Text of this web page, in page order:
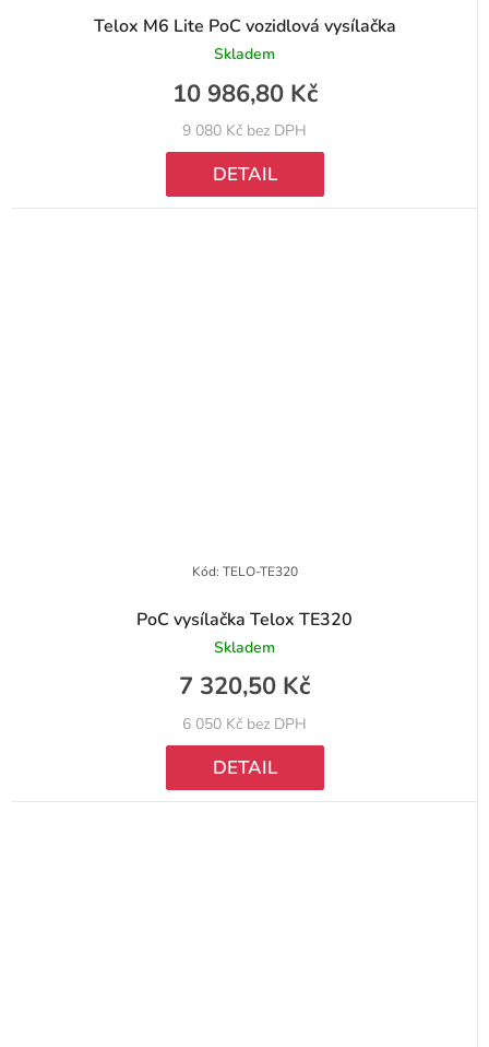
Telox M6 Lite PoC vozidlová vysílačka
Skladem
9 080 Kč bez DPH
10 986,80 Kč
DETAIL
PoC vysílačka Telox TE320
Skladem
6 050 Kč bez DPH
7 320,50 Kč
DETAIL
Kód: TELO-TE320